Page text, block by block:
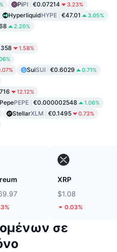
PiPI €0.07214 3.23%
HyperliquidHYPE €47.01 3.05%
2.20%
1.58%
SuiSUI €0.6029 0.71%
12.12%
PepePEPE €0.000002548 1.06%
StellarXLM €0.1495 0.73%
XRP
$1.08
0.03%
σε